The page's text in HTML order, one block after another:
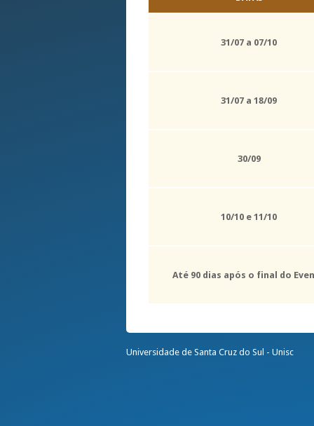
31/07 a 07/10
31/07 a 18/09
30/09
10/10 e 11/10
Até 90 dias após o final do
Universidade de Santa Cruz do Sul - Unisc